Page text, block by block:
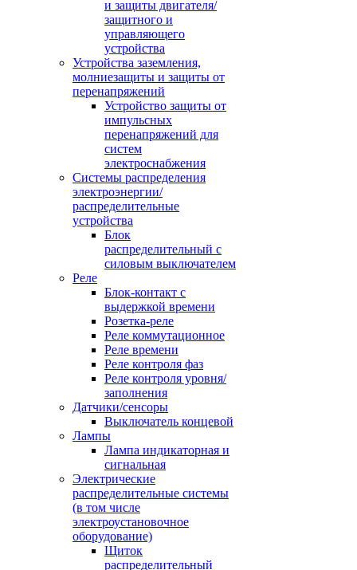
и защиты двигателя/
защитного и
управляющего
устройства
Устройства заземления,
молниезащиты и защиты от
перенапряжений
Устройство защиты от
импульсных
перенапряжений для
систем
электроснабжения
Системы распределения
электроэнергии/
распределительные
устройства
Блок
распределительный с
силовым выключателем
Реле
Блок-контакт с
выдержкой времени
Розетка-реле
Реле коммутационное
Реле времени
Реле контроля фаз
Реле контроля уровня/
заполнения
Датчики/сенсоры
Выключатель концевой
Лампы
Лампа индикаторная и
сигнальная
Электрические
распределительные системы
(в том числе
электроустановочное
оборудование)
Щиток
распределительный